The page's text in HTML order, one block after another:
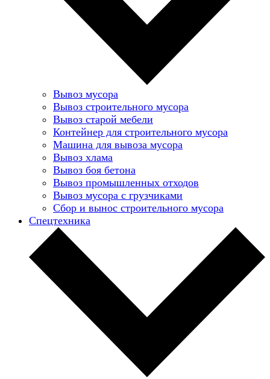
Вывоз мусора
Вывоз строительного мусора
Вывоз старой мебели
Контейнер для строительного мусора
Машина для вывоза мусора
Вывоз хлама
Вывоз боя бетона
Вывоз промышленных отходов
Вывоз мусора с грузчиками
Сбор и вынос строительного мусора
Спецтехника